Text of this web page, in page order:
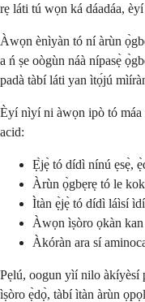
rẹ láti tú wọn ká dáadáa,
Àwọn ènìyàn tó ní àrùn
a ń ṣe oògùn náà nípasẹ̀
padà tàbí láti yan ìtọ́jú
Èyí nìyí ni àwọn ipò tó máa
acid:
Ẹ̀jẹ̀ tó dídì nínú ẹsẹ̀,
Àrùn ọ̀gbẹrẹ tó le
Ìtàn ẹ̀jẹ̀ tó dídì láìsí
Àwọn ìṣòro ọkàn kan
Àkóràn ara sí
Pẹlú, oogun yìí nilo àkíyèsí
ìṣòro ẹ̀dọ̀, tàbí ìtàn àrùn